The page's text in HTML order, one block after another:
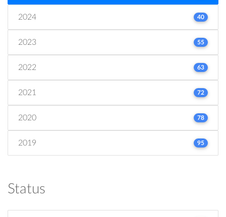
2024 40
2023 55
2022 63
2021 72
2020 78
2019 95
Status